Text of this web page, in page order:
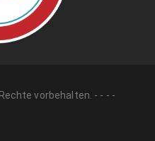
vorbehalten. - - - -